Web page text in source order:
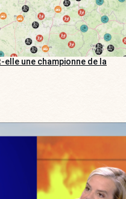
elle une championne de la